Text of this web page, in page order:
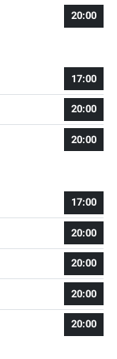
20:00
17:00
20:00
20:00
17:00
20:00
20:00
20:00
20:00